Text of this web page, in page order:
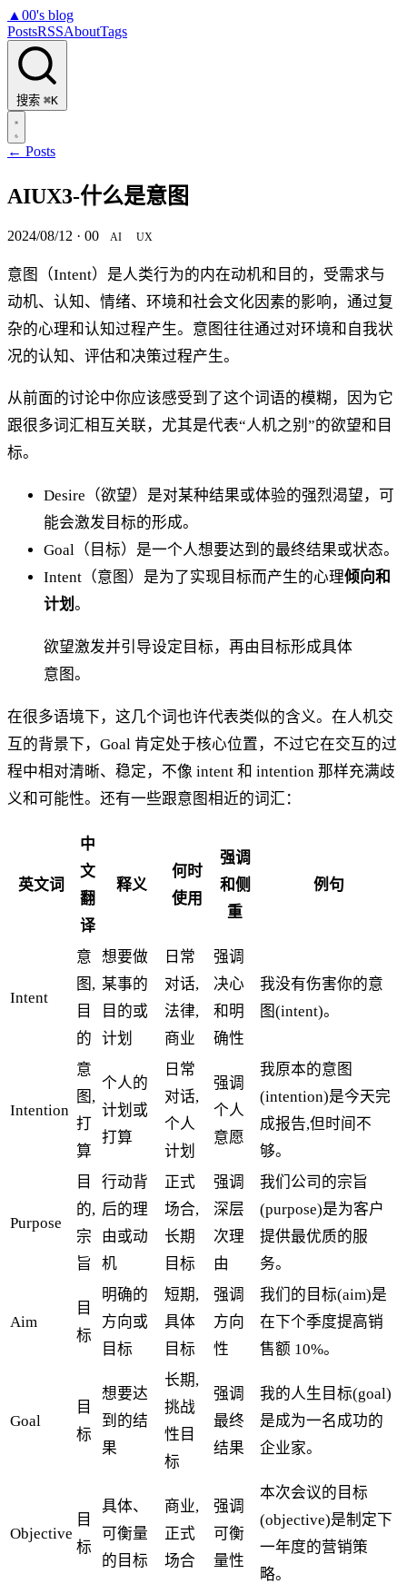
▲ 00's blog
PostsRSSAboutTags
搜索 ⌘K
← Posts
AIUX3-什么是意图
2024/08/12 · 00 AI UX
意图（Intent）是人类行为的内在动机和目的，受需求与
动机、认知、情绪、环境和社会文化因素的影响，通过复
杂的心理和认知过程产生。意图往往通过对环境和自我状
况的认知、评估和决策过程产生。
从前面的讨论中你应该感受到了这个词语的模糊，因为它
跟很多词汇相互关联，尤其是代表“人机之别”的欲望和目
标。
Desire（欲望）是对某种结果或体验的强烈渴望，可
能会激发目标的形成。
Goal（目标）是一个人想要达到的最终结果或状态。
Intent（意图）是为了实现目标而产生的心理倾向和
计划 。
欲望激发并引导设定目标，再由目标形成具体
意图。
在很多语境下，这几个词也许代表类似的含义。在人机交
互的背景下，Goal 肯定处于核心位置，不过它在交互的过
程中相对清晰、稳定，不像 intent 和 intention 那样充满歧
义和可能性。还有一些跟意图相近的词汇：
英文词
中
文
翻
译
释义
何时
使用
强调
和侧
重
例句
Intent
意
图,
目
的
想要做
某事的
目的或
计划
日常
对话,
法律,
商业
强调
决心
和明
确性
我没有伤害你的意
图(intent)。
Intention
意
图,
打
算
个人的
计划或
打算
日常
对话,
个人
计划
强调
个人
意愿
我原本的意图
(intention)是今天完
成报告,但时间不
够。
Purpose
目
的,
宗
旨
行动背
后的理
由或动
机
正式
场合,
长期
目标
强调
深层
次理
由
我们公司的宗旨
(purpose)是为客户
提供最优质的服
务。
Aim
目
标
明确的
方向或
目标
短期,
具体
目标
强调
方向
性
我们的目标(aim)是
在下个季度提高销
售额 10%。
Goal
目
标
想要达
到的结
果
长期,
挑战
性目
标
强调
最终
结果
我的人生目标(goal)
是成为一名成功的
企业家。
Objective
目
标
具体、
可衡量
的目标
商业,
正式
场合
强调
可衡
量性
本次会议的目标
(objective)是制定下
一年度的营销策
略。